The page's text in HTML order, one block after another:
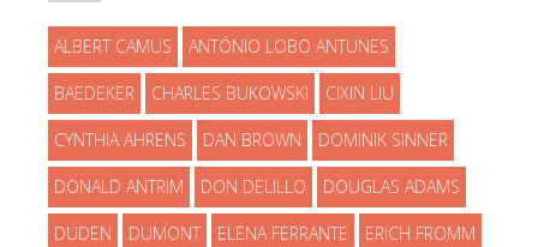
ALBERT CAMUS ANTÓNIO LOBO ANTUNES
BAEDEKER CHARLES BUKOWSKI CIXIN LIU
CYNTHIA AHRENS DAN BROWN DOMINIK SINNER
DONALD ANTRIM DON DELILLO DOUGLAS ADAMS
DUDEN DUMONT ELENA FERRANTE ERICH FROMM